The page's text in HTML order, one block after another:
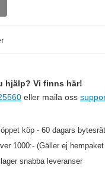
hjälp? Vi finns här!
eller maila oss
köp - 60 dagars
1000:- (Gäller ej
snabba leveranser